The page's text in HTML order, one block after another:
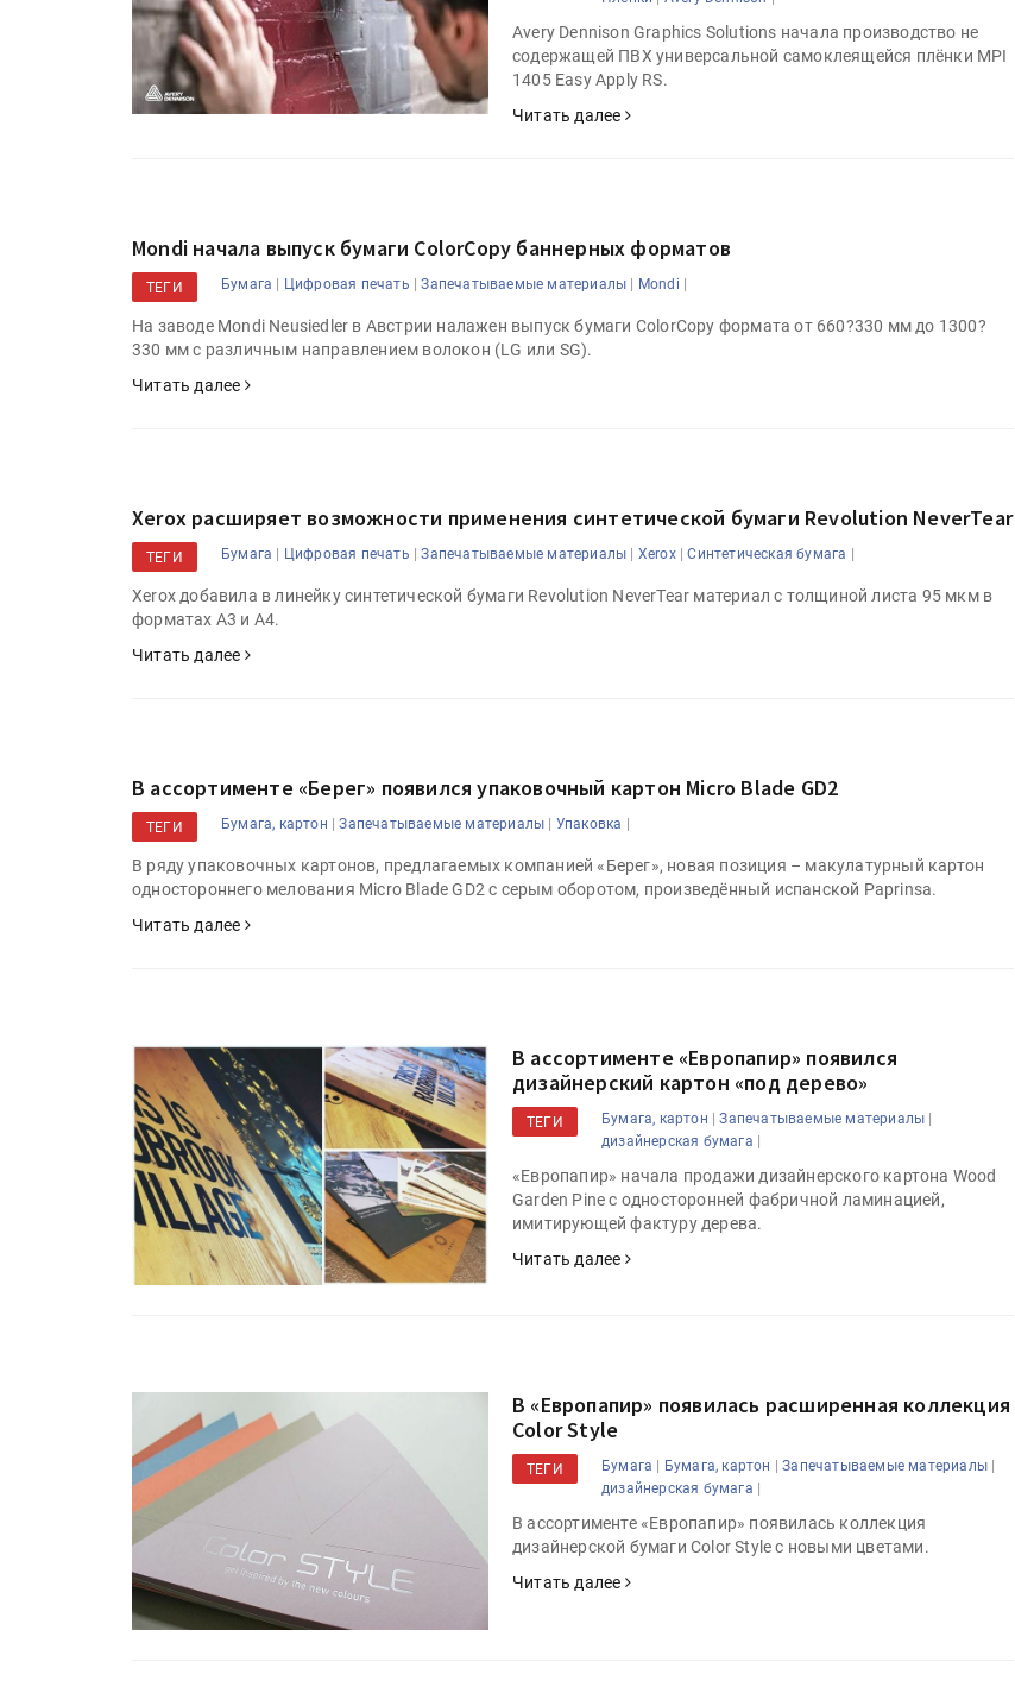
Avery Dennison Graphics Solutions начала производство не
содержащей ПВХ универсальной самоклеящейся плёнки MPI
1405 Easy Apply RS.
Читать далее
Mondi начала выпуск бумаги ColorCopy баннерных форматов
ТЕГИ Бумага | Цифровая печать |Запечатываемые материалы | Mondi |
На заводе Mondi Neusiedler в Австрии налажен выпуск бумаги ColorCopy формата от 660?330 мм до 1300?
330 мм с различным направлением волокон (LG или SG).
Читать далее
Xerox расширяет возможности применения синтетической бумаги Revolution NeverTear
ТЕГИ Бумага | Цифровая печать |Запечатываемые материалы | Xerox|Синтетическая бумага |
Xerox добавила в линейку синтетической бумаги Revolution NeverTear материал с толщиной листа 95 мкм в
форматах А3 и А4.
Читать далее
В ассортименте «Берег» появился упаковочный картон Micro Blade GD2
ТЕГИ Бумага, картон |Запечатываемые материалы | Упаковка |
В ряду упаковочных картонов, предлагаемых компанией «Берег», новая позиция – макулатурный картон
одностороннего мелования Micro Blade GD2 с серым оборотом, произведённый испанской Paprinsa.
Читать далее
В ассортименте «Европапир» появился
дизайнерский картон «под дерево»
ТЕГИ Бумага, картон |Запечатываемые материалы |
дизайнерская бумага |
«Европапир» начала продажи дизайнерского картона Wood
Garden Pine с односторонней фабричной ламинацией,
имитирующей фактуру дерева.
Читать далее
В «Европапир» появилась расширенная коллекция
Color Style
ТЕГИ Бумага | Бумага, картон |Запечатываемые материалы |
дизайнерская бумага |
В ассортименте «Европапир» появилась коллекция
дизайнерской бумаги Color Style с новыми цветами.
Читать далее